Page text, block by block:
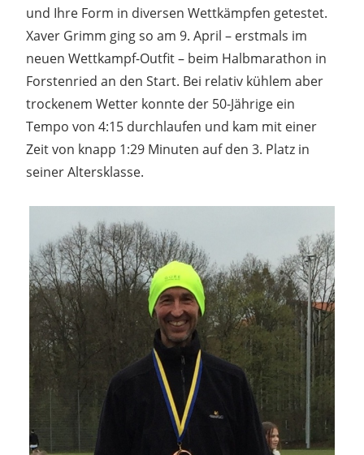
und Ihre Form in diversen Wettkämpfen getestet.
Xaver Grimm ging so am 9. April – erstmals im
neuen Wettkampf-Outfit – beim Halbmarathon in
Forstenried an den Start. Bei relativ kühlem aber
trockenem Wetter konnte der 50-Jährige ein
Tempo von 4:15 durchlaufen und kam mit einer
Zeit von knapp 1:29 Minuten auf den 3. Platz in
seiner Altersklasse.